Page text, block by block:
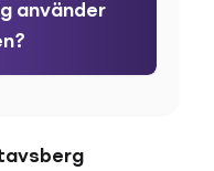
använder